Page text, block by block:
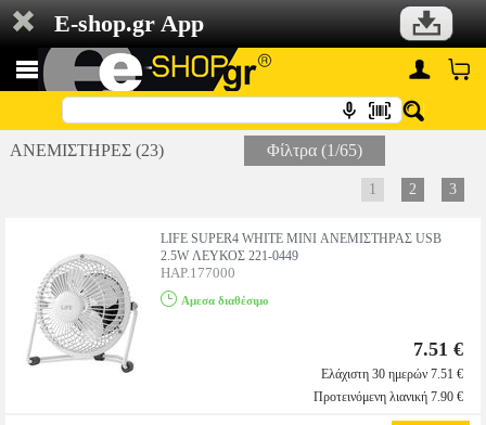
E-shop.gr App
ΑΝΕΜΙΣΤΗΡΕΣ (23) Φίλτρα (1/65)
1 2 3
LIFE SUPER4 WHITE MINI ΑΝΕΜΙΣΤΗΡΑΣ USB
2.5W ΛΕΥΚΟΣ 221-0449
HAP.177000
Αμεσα διαθέσιμο
7.51 €
Ελάχιστη 30 ημερών 7.51 €
Προτεινόμενη λιανική 7.90 €